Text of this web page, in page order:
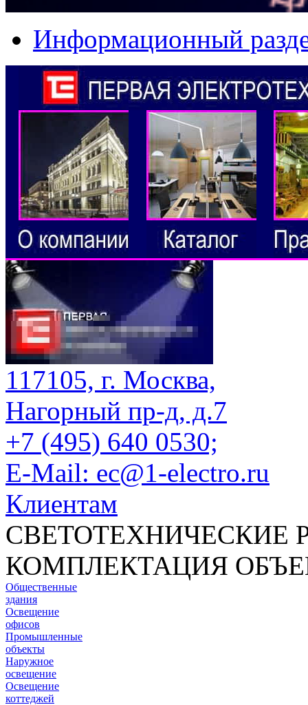
Информационный
117105, г. Москва,
Нагорный пр-д, д.7
+7 (495) 640 0530;
E-Mail: ec@1-electro.ru
Клиентам
СВЕТОТЕХНИЧЕСКИЕ
КОМПЛЕКТАЦИЯ
Общественные
здания
Освещение
офисов
Промышленные
объекты
Наружное
освещение
Освещение
коттеджей